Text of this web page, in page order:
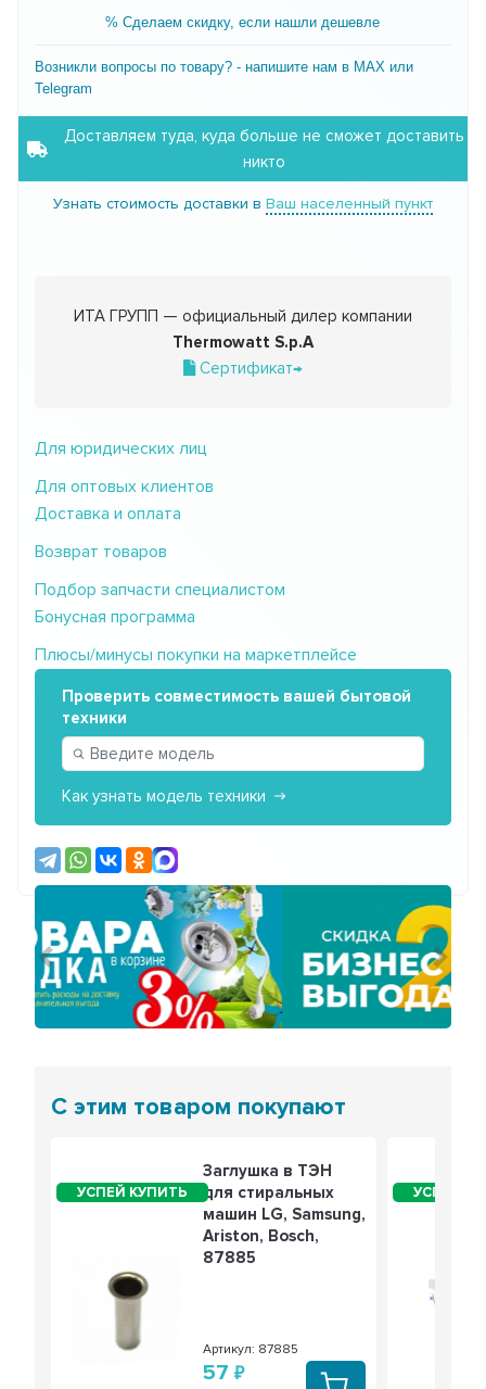
% Сделаем скидку, если нашли дешевле
Возникли вопросы по товару? - напишите нам в MAX или
Telegram
Доставляем туда, куда больше не сможет доставить
никто
Узнать стоимость доставки в Ваш населенный пункт
ИТА ГРУПП — официальный дилер компании
Thermowatt S.p.A
Сертификат→
Для юридических лиц
Для оптовых клиентов
Доставка и оплата
Возврат товаров
Подбор запчасти специалистом
Бонусная программа
Плюсы/минусы покупки на маркетплейсе
Проверить совместимость вашей бытовой
техники
Как узнать модель техники
Предыдущий
С этим товаром покупают
Заглушка в ТЭН
для стиральных
машин LG, Samsung,
Ariston, Bosch,
87885
Артикул: 87885
57